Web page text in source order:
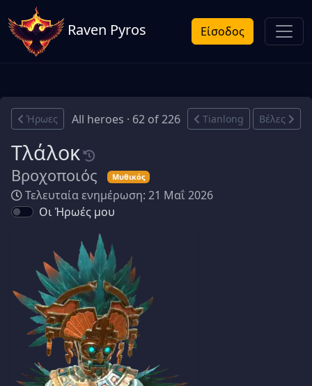
Raven Pyros Είσοδος
Ήρωες All heroes · 62 of 226 Tianlong Βέλες
Τλάλοκ
Βροχοποιός Μυθικός
Τελευταία ενημέρωση: 21 Μαΐ 2026
Οι Ήρωές μου